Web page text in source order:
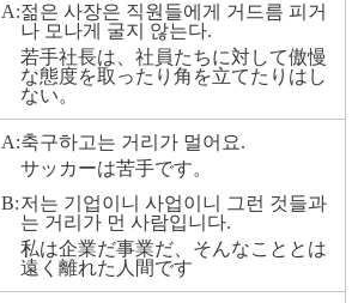
A:젊은 사장은 직원들에게 거드름 피거
나 모나게 굴지 않는다.
若手社長は、社員たちに対して傲慢
な態度を取ったり角を立てたりはし
ない。
A:축구하고는 거리가 멀어요.
サッカーは苦手です。
B:저는 기업이니 사업이니 그런 것들과
는 거리가 먼 사람입니다.
私は企業だ事業だ、そんなこととは
遠く離れた人間です